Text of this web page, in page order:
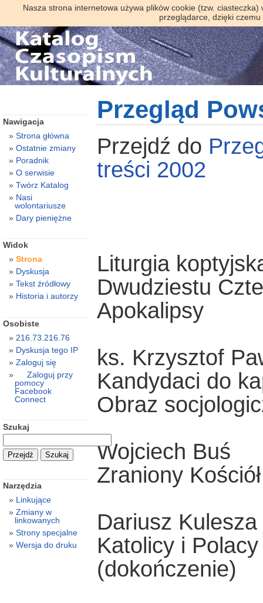
Nasza strona internetowa używa plików cookie (tzw.
przeglądarce, dzięki
Przegląd
Przejdź do
treści 2002
Liturgia
Dwudziestu
Apokalipsy
ks. Krzysztof
Kandydaci do
Obraz
Wojciech Buś
Zraniony Kościół
Dariusz Kulesza
Katolicy i
(dokończenie)
Nawigacja
Strona główna
Ostatnie zmiany
Poradnik
O serwisie
Twórz Katalog
Nasi
wolontariusze
Dary pieniężne
Widok
Strona
Dyskusja
Tekst źródłowy
Historia i autorzy
Osobiste
216.73.216.76
Dyskusja tego IP
Zaloguj się
Zaloguj przy
pomocy
Facebook
Connect
Szukaj
Narzędzia
Linkujące
Zmiany w
linkowanych
Strony specjalne
Wersja do druku